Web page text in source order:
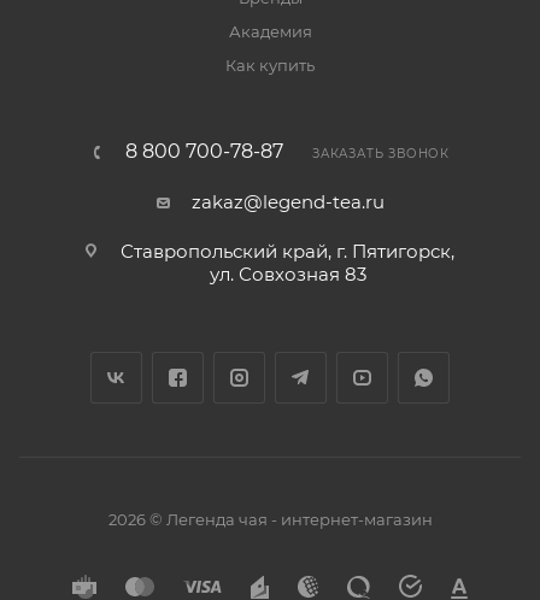
Академия
Как купить
8 800 700-78-87 ЗАКАЗАТЬ ЗВОНОК
zakaz@legend-tea.ru
Ставропольский край, г. Пятигорск,
ул. Совхозная 83
2026 © Легенда чая - интернет-магазин